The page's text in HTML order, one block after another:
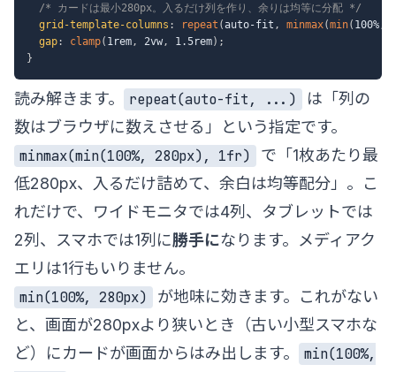
/* カードは最小280px。入るだけ列を作り、余りは均等に分配 */
grid-template-columns : repeat (auto-fit , minmax(min( 100%,
gap: clamp( 1rem, 2vw, 1.5rem) ;
}
読み解きます。 repeat(auto-fit, ...)
は「列の
数はブラウザに数えさせる」という指定です。
minmax(min(100%, 280px), 1fr)
で「1枚あたり最
低280px、入るだけ詰めて、余白は均等配分」。こ
れだけで、ワイドモニタでは4列、タブレットでは
2列、スマホでは1列に勝手になります。メディアク
エリは1行もいりません。
min(100%, 280px)
が地味に効きます。これがない
と、画面が280pxより狭いとき（古い小型スマホな
ど）にカードが画面からはみ出します。
min(100%,